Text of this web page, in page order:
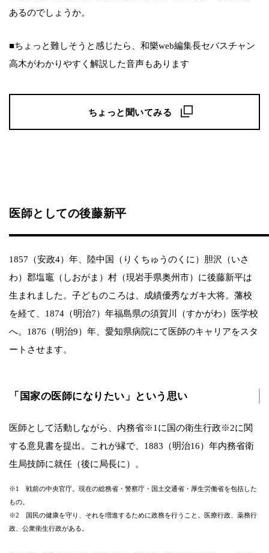
あるのでしょうか。
■ちょっと難しそうと感じたら、和樂web編集長セバスチャン
高木がわかりやすく解説した音声もあります
ちょっと聞いてみる
医師としての後藤新平
1857（安政4）年、陸中国（りくちゅうのくに）胆沢（いさ
わ）郡塩竈（しおがま）村（現岩手県奥州市）に後藤新平は
生まれました。子どものころは、成績優秀なガキ大将。藩校
を経て、1874（明治7）年福島県の須賀川（すかがわ）医学校
へ。1876（明治9）年、愛知県病院にて医師のキャリアをスタ
ートさせます。
「国家の医師になりたい」という思い
医師として活動しながら、内務省※1に国の衛生行政※2に関
する意見書を提出。これが縁で、1883（明治16）年内務省衛
生局技師に就任（後に局長に）。
※1 戦前の中央官庁。現在の総務省・警察庁・国土交通省・厚生労働省を包括した
もの。
※2 国民の健康を守り、それを増進するために政務を行うこと。医療行政、薬務行
政、公衆衛生行政がある。